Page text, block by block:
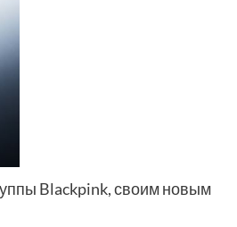
Blackpink, своим новым